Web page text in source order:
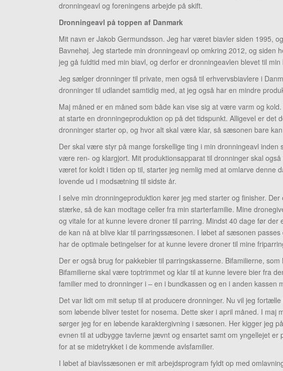
dronningeavl og foreningens arbejde på skift.
Dronningeavl på toppen af Danmark
Mit navn er Jakob Germundsson. Jeg har været biavler siden 1995,
Bavnehøj. Jeg startede min dronningeavl op omkring 2012, og siden
jeg gå fuldtid med min biavl, og derfor er dronningeavlen blevet til min
Jeg sælger dronninger til private, men også til erhvervsbiavlere i
dronninger til udlandet samtidig med, at jeg også har en mindre
Maj måned er en måned som både kan vise sig at være varm og
at starte en dronningeproduktion op på det tidspunkt. Alligevel er det
dronninger starter op, og hvor alt skal være klar, så sæsonen bare
Der skal være styr på mange forskellige ting i min dronningeavl
være ren- og klargjort. Mit produktionsapparat til dronninger skal
været for koldt i tiden op til, starter jeg nemlig med at omlarve denne
lovende ud i modsætning til sidste år.
I selve min dronningeproduktion kører jeg med starter og finisher.
stærke, så de kan modtage celler fra min starterfamilie. Mine
og vitale for at kunne levere droner til parring. Mindst 40 dage før
de kan nå at blive klar til parringssæsonen. I løbet af sæsonen
har de optimale betingelser for at kunne levere droner til mine
Der er også brug for pakkebier til parringskasserne. Bifamilierne,
Bifamilierne skal være toptrimmet og klar til at kunne levere bier fra
familier med to dronninger i – en i bundkassen og en i anden kassen
Det var lidt om mit setup til at producere dronninger. Nu vil jeg
som løbende bliver testet for nosema. Dette sker i april måned. I maj
sørger jeg for en løbende karaktergivning i sæsonen. Her kigger jeg
evnen til at udbygge tavlerne jævnt og ensartet samt om yngellejet
for at se midetrykket i de kommende avlsfamilier.
I løbet af biavlssæsonen er mit arbejdsprogram fyldt op med